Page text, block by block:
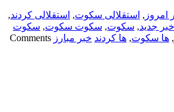
امروز , استقلالی سکوت, استقلالی کردند,
خبر جدید, سکوت, سکوت سکوت, سکوت
, ها سکوت, ها کردند خبر مبارز Comments